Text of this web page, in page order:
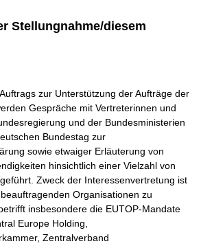
Stellungnahme/diesem
zur Unterstützung der Aufträge der
Gespräche mit Vertreterinnen und
und der Bundesministerien
Bundestag zur
sowie etwaiger Erläuterung von
hinsichtlich einer Vielzahl von
Zweck der Interessenvertretung ist
Organisationen zu
insbesondere die EUTOP-Mandate
Europe Holding,
Zentralverband